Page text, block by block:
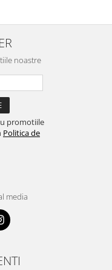
noastre
promotiile
Politica de
media